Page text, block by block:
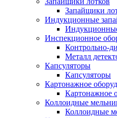
Запайщики
Индукционные
Инспекционное
Контрольно-
Металл
Капсуляторы
Капсуляторы
Картонажное
Картонажное
Коллоидные
Коллоидные